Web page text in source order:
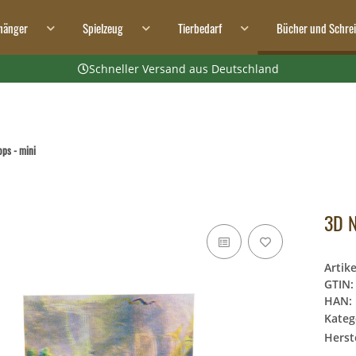
Spielzeug Tierbedarf Bücher und
Schneller Versand aus Deutschland
- mini
3D
GTIN:
HAN: